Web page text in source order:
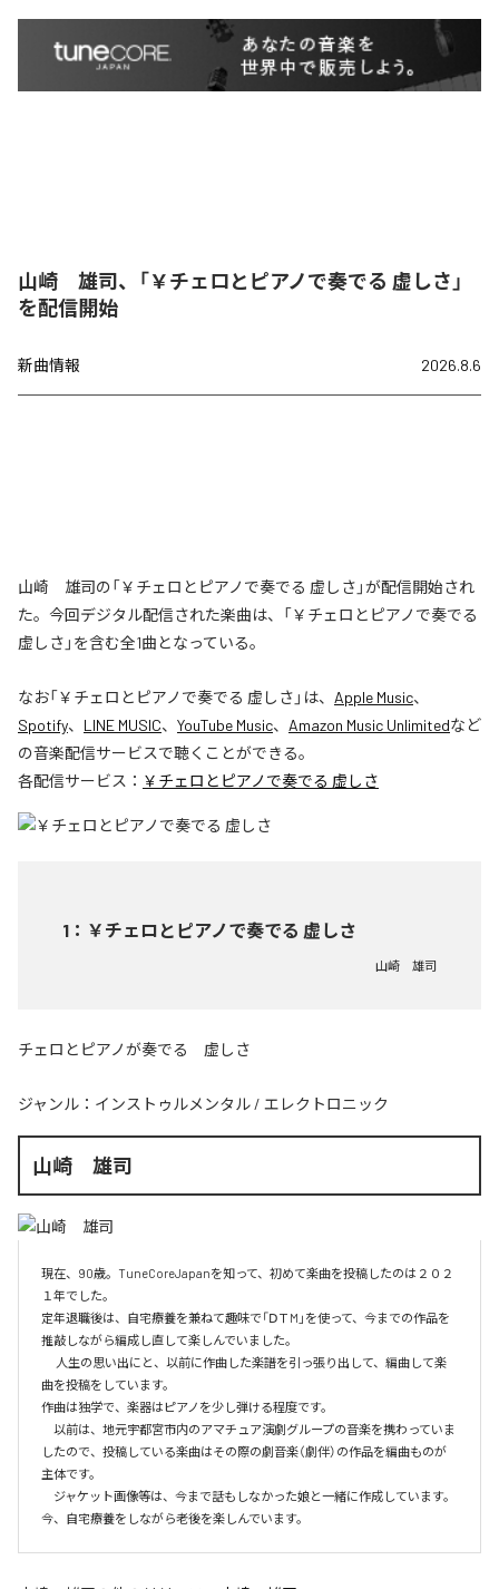
山崎 雄司、「￥チェロとピアノで奏でる 虚しさ」
を配信開始
新曲情報 2026.8.6
山崎 雄司の「￥チェロとピアノで奏でる 虚しさ」が配信開始され
た。今回デジタル配信された楽曲は、「￥チェロとピアノで奏でる
虚しさ」を含む全1曲となっている。
なお「￥チェロとピアノで奏でる 虚しさ 」は、 Apple Music、
Spotify、 LINE MUSIC、 YouTube Music、 Amazon Music Unlimitedなど
の音楽配信サービスで聴くことができる。
各配信サービス： ￥チェロとピアノで奏でる 虚しさ
1 ： ￥チェロとピアノで奏でる 虚しさ
山崎 雄司
チェロとピアノが奏でる 虚しさ
ジャンル： インストゥルメンタル / エレクトロニック
山崎 雄司
現在、90歳。TuneCoreJapanを知って、初めて楽曲を投稿したのは２０２
１年でした。
定年退職後は、自宅療養を兼ねて趣味で「ⅮＴM」を使って、今までの作品を
推敲しながら編成し直して楽しんでいました。
人生の思い出にと、以前に作曲した楽譜を引っ張り出して、編曲して楽
曲を投稿をしています。
作曲は独学で、楽器はピアノを少し弾ける程度です。
以前は、地元宇都宮市内のアマチュア演劇グループの音楽を携わっていま
したので、投稿している楽曲はその際の劇音楽（劇伴）の作品を編曲ものが
主体です。
ジャケット画像等は、今まで話もしなかった娘と一緒に作成しています。
今、自宅療養をしながら老後を楽しんでいます。